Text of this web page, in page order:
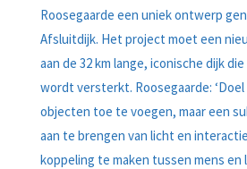
Roosegaarde een uniek ontwerp
Afsluitdijk. Het project moet een
aan de 32 km lange, iconische dijk
wordt versterkt. Roosegaarde:
objecten toe te voegen, maar een
aan te brengen van licht en
koppeling te maken tussen mens en